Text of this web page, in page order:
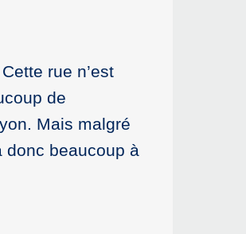
rue n’est
de
Mais malgré
donc beaucoup à